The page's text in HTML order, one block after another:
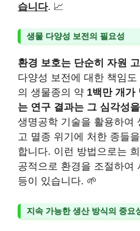
습니다. 📈
생물 다양성 보전의 필요성
환경 보호는 단순히 자원
다양성 보전에 대한 책임
의 생물종의 약 1백만 개가
는 연구 결과는 그 심각성
생명공학 기술을 활용하여
고 멸종 위기에 처한 종들
합니다. 이런 방법으로는
공적으로 환경을 조절하여
등이 있습니다. 🌱
지속 가능한 생산 방식의 중요